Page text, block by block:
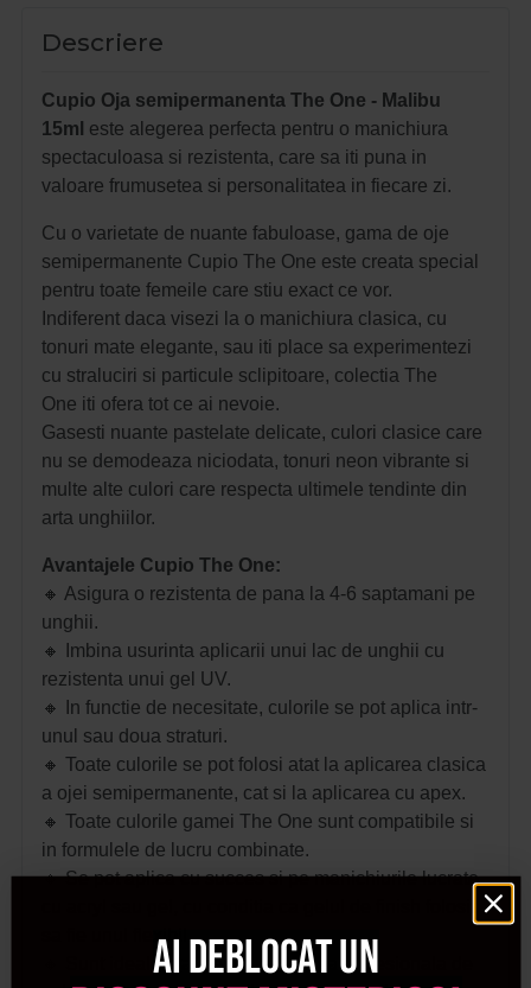
Descriere
Cupio Oja semipermanenta The One - Malibu
15ml este alegerea perfecta pentru o manichiura
spectaculoasa si rezistenta, care sa iti puna in
valoare frumusetea si personalitatea in fiecare zi.
Cu o varietate de nuante fabuloase, gama de oje
semipermanente Cupio The One este creata special
pentru toate femeile care stiu exact ce vor.
Indiferent daca visezi la o manichiura clasica, cu
tonuri mate elegante, sau iti place sa experimentezi
cu straluciri si particule sclipitoare, colectia The
One iti ofera tot ce ai nevoie.
Gasesti nuante pastelate delicate, culori clasice care
nu se demodeaza niciodata, tonuri neon vibrante si
multe alte culori care respecta ultimele tendinte din
arta unghiilor.
Avantajele Cupio The One:
🔸 Asigura o rezistenta de pana la 4-6 saptamani pe
unghii.
🔸 Imbina usurinta aplicarii unui lac de unghii cu
rezistenta unui gel UV.
🔸 In functie de necesitate, culorile se pot aplica intr-
unul sau doua straturi.
🔸 Toate culorile se pot folosi atat la aplicarea clasica
a ojei semipermanente, cat si la aplicarea cu apex.
🔸 Toate culorile gamei The One sunt compatibile si
in formulele de lucru combinate.
🔸 Se pot aplica cu succes si pe manichiurile lucrate
sa fie unul flexibil.
🔸 Sunt ideale atat pentru aplicarea profesionala de
Ai deblocat un